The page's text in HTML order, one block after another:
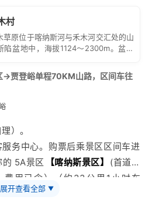
、通巴森林和托勒海特大草原。山
，广阔无垠的西伯利亚泰加林、层
空气格外清新、风光分外美丽，每
，每一个弯道都让人怦然心动。
站，购票后乘景区区间车进入
之后可以前往白桦林散步、在禾木
下无人，淌过禾木河，走过禾木
家的画幅中，步行前往禾木观景台
【云霄峰缆车】（198元/人，费
升一景，从上空略过吉克普林大草
村
草原位于喀纳斯河与禾木河交汇处的山
陷盆地中，海拔1124～2300m。盆地
谷，地形复杂。
→贾登峪单程70KM山路，区间车往
）。
服务中心。购票后乘景区区间车进
的 5A景区
【喀纳斯景区】
(首道门
用已含）（约33公里1小时车
亚落叶松原始森林、白桦林风景。
展开查看全部 ▼